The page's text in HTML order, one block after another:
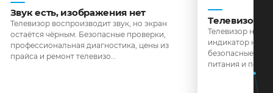
Звук есть, изображения нет
Телевизор воспроизводит звук, но экран
остаётся чёрным. Безопасные проверки,
профессиональная диагностика, цены из
прайса и ремонт телевизо…
Телевизор
Телевизор не
индикатор не
безопасные
питания и